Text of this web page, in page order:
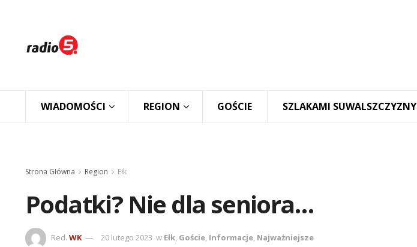
WIADOMOŚCI REGION GOŚCIE SZLAKAMI SUWALSZCZYZNY
Strona Główna Region Ełk
Podatki? Nie dla seniora…
Red. WK 20 lutego 2023 w Ełk, Goście, Informacje, Najważniejsze